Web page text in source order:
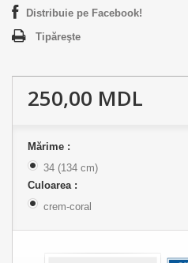
Distribuie pe Facebook!
Tipăreşte
250,00 MDL
Mărime :
34 (134 cm)
Culoarea :
crem-coral